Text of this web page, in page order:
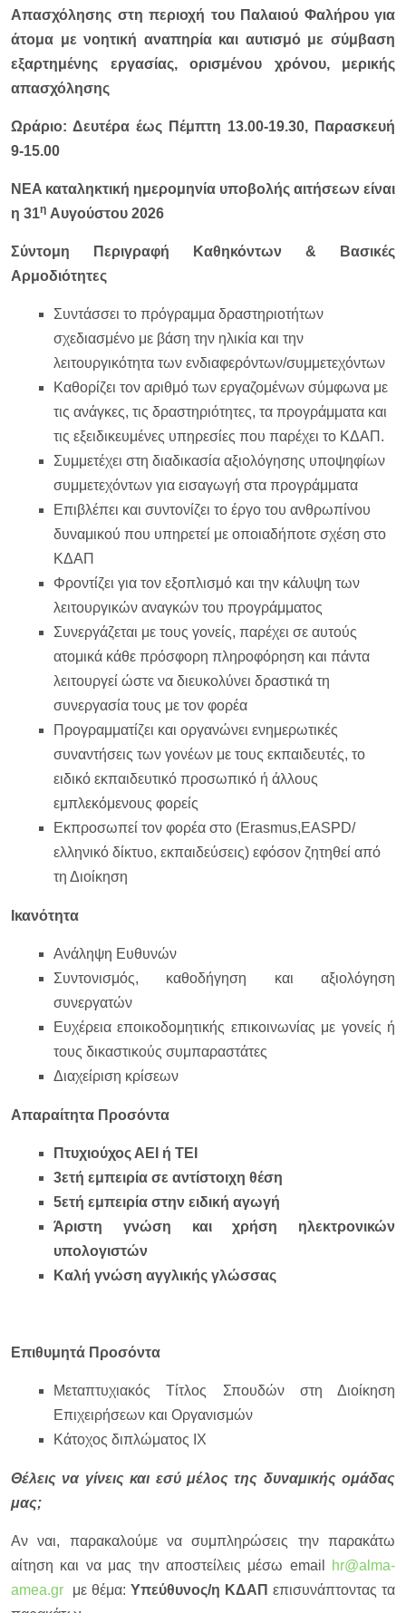
Απασχόλησης στη περιοχή του Παλαιού Φαλήρου για
άτομα με νοητική αναπηρία και αυτισμό με σύμβαση
εξαρτημένης εργασίας, ορισμένου χρόνου, μερικής
απασχόλησης
Ωράριο: Δευτέρα έως Πέμπτη 13.00-19.30, Παρασκευή
9-15.00
NEA καταληκτική ημερομηνία υποβολής αιτήσεων είναι
η 31η Αυγούστου 2026
Σύντομη Περιγραφή Καθηκόντων & Βασικές
Αρμοδιότητες
Συντάσσει το πρόγραμμα δραστηριοτήτων
σχεδιασμένο με βάση την ηλικία και την
λειτουργικότητα των ενδιαφερόντων/συμμετεχόντων
Καθορίζει τον αριθμό των εργαζομένων σύμφωνα με
τις ανάγκες, τις δραστηριότητες, τα προγράμματα και
τις εξειδικευμένες υπηρεσίες που παρέχει το ΚΔΑΠ.
Συμμετέχει στη διαδικασία αξιολόγησης υποψηφίων
συμμετεχόντων για εισαγωγή στα προγράμματα
Επιβλέπει και συντονίζει το έργο του ανθρωπίνου
δυναμικού που υπηρετεί με οποιαδήποτε σχέση στο
ΚΔΑΠ
Φροντίζει για τον εξοπλισμό και την κάλυψη των
λειτουργικών αναγκών του προγράμματος
Συνεργάζεται με τους γονείς, παρέχει σε αυτούς
ατομικά κάθε πρόσφορη πληροφόρηση και πάντα
λειτουργεί ώστε να διευκολύνει δραστικά τη
συνεργασία τους με τον φορέα
Προγραμματίζει και οργανώνει ενημερωτικές
συναντήσεις των γονέων με τους εκπαιδευτές, το
ειδικό εκπαιδευτικό προσωπικό ή άλλους
εμπλεκόμενους φορείς
Εκπροσωπεί τον φορέα στο (Erasmus,EASPD/
ελληνικό δίκτυο, εκπαιδεύσεις) εφόσον ζητηθεί από
τη Διοίκηση
Ικανότητα
Ανάληψη Ευθυνών
Συντονισμός, καθοδήγηση και αξιολόγηση
συνεργατών
Ευχέρεια εποικοδομητικής επικοινωνίας με γονείς ή
τους δικαστικούς συμπαραστάτες
Διαχείριση κρίσεων
Απαραίτητα Προσόντα
Πτυχιούχος ΑΕΙ ή ΤΕΙ
3ετή εμπειρία σε αντίστοιχη θέση
5ετή εμπειρία στην ειδική αγωγή
Άριστη γνώση και χρήση ηλεκτρονικών
υπολογιστών
Καλή γνώση αγγλικής γλώσσας
Επιθυμητά Προσόντα
Μεταπτυχιακός Τίτλος Σπουδών στη Διοίκηση
Επιχειρήσεων και Οργανισμών
Κάτοχος διπλώματος ΙΧ
Θέλεις να γίνεις και εσύ μέλος της δυναμικής ομάδας
μας;
Αν ναι, παρακαλούμε να συμπληρώσεις την παρακάτω
αίτηση και να μας την αποστείλεις μέσω email
hr@alma-
amea.gr με θέμα: Υπεύθυνος/η ΚΔΑΠ επισυνάπτοντας τα